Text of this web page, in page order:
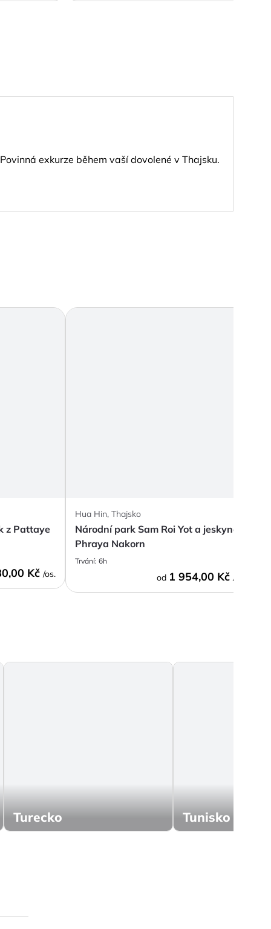
exkurze během vaší dovolené v Thajsku.
z Pattaye
Kč /os.
Hua Hin, Thajsko
Národní park Sam Roi Yot a jeskyně
Phraya Nakorn
Trvání: 6h
od 1 954,00 Kč /os.
Turecko Tunisko